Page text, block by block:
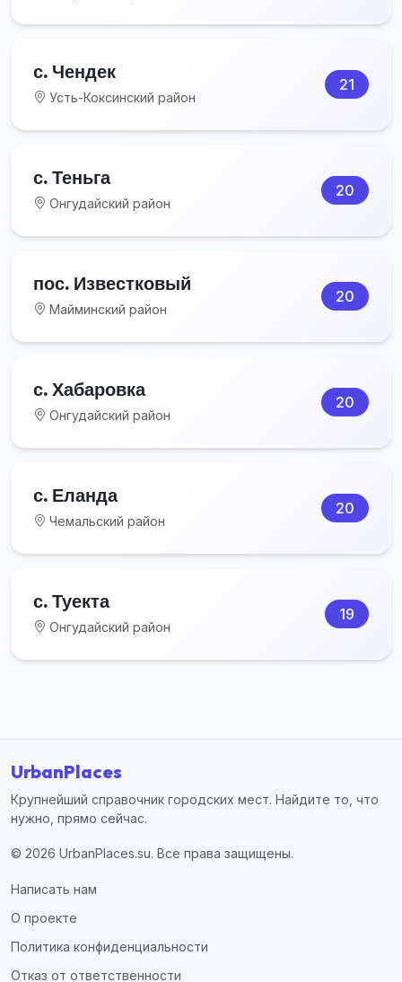
с. Чендек
Усть-Коксинский район
21
с. Теньга
Онгудайский район
20
пос. Известковый
Майминский район
20
с. Хабаровка
Онгудайский район
20
с. Еланда
Чемальский район
20
с. Туекта
Онгудайский район
19
UrbanPlaces
Крупнейший справочник городских мест. Найдите то, что
нужно, прямо сейчас.
© 2026 UrbanPlaces.su. Все права защищены.
Написать нам
О проекте
Политика конфиденциальности
Отказ от ответственности